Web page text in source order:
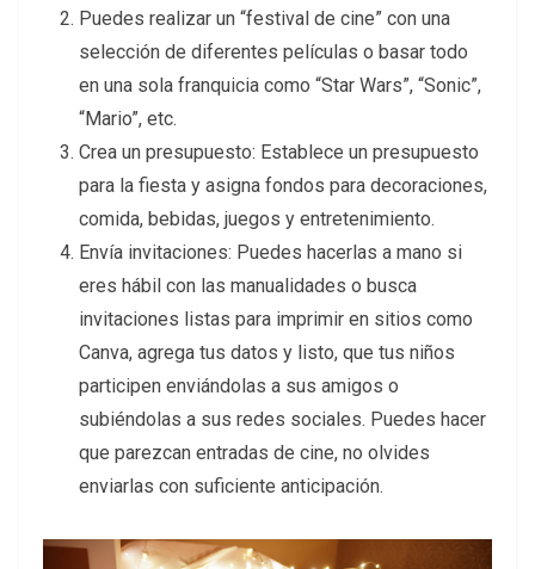
Puedes realizar un “festival de cine” con una
selección de diferentes películas o basar todo
en una sola franquicia como “Star Wars”, “Sonic”,
“Mario”, etc.
Crea un presupuesto: Establece un presupuesto
para la fiesta y asigna fondos para decoraciones,
comida, bebidas, juegos y entretenimiento.
Envía invitaciones: Puedes hacerlas a mano si
eres hábil con las manualidades o busca
invitaciones listas para imprimir en sitios como
Canva, agrega tus datos y listo, que tus niños
participen enviándolas a sus amigos o
subiéndolas a sus redes sociales. Puedes hacer
que parezcan entradas de cine, no olvides
enviarlas con suficiente anticipación.